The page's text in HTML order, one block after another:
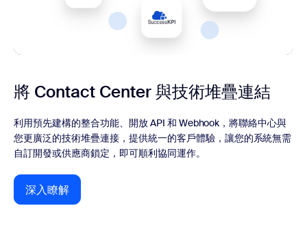
將 Contact Center 與技術堆疊連結
利用預先建構的整合功能、開放 API 和 Webhook，將聯絡中心與
您更廣泛的技術堆疊連接，提供統一的客戶體驗，讓您的系統無需
自訂開發或供應商鎖定，即可順利協同運作。
深入瞭解
深入瞭解